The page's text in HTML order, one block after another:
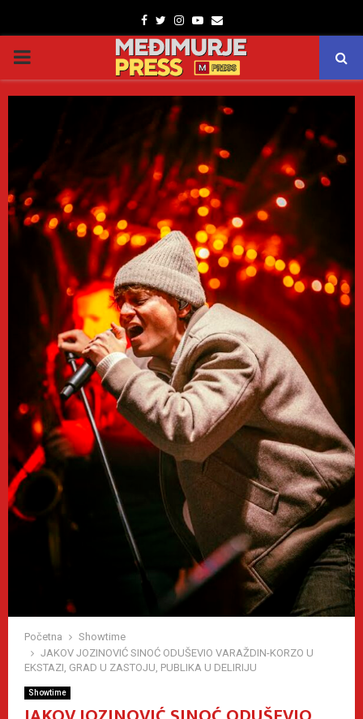
Facebook
TwitterInstagram
Youtube
Email
PRIMARY
MENU
Početna
Showtime
JAKOV JOZINOVIĆ SINOĆ ODUŠEVIO VARAŽDIN-KORZO U
EKSTAZI, GRAD U ZASTOJU, PUBLIKA U DELIRIJU
Showtime